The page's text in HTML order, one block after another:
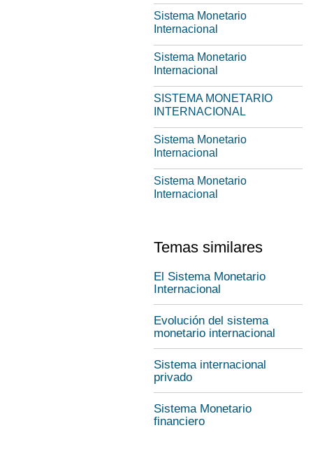
Sistema Monetario
Internacional
Sistema Monetario
Internacional
SISTEMA MONETARIO
INTERNACIONAL
Sistema Monetario
Internacional
Sistema Monetario
Internacional
Temas similares
El Sistema Monetario
Internacional
Evolución del sistema
monetario internacional
Sistema internacional
privado
Sistema Monetario
financiero